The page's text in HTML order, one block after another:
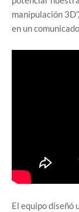
manipulación
en un
El equipo diseñó